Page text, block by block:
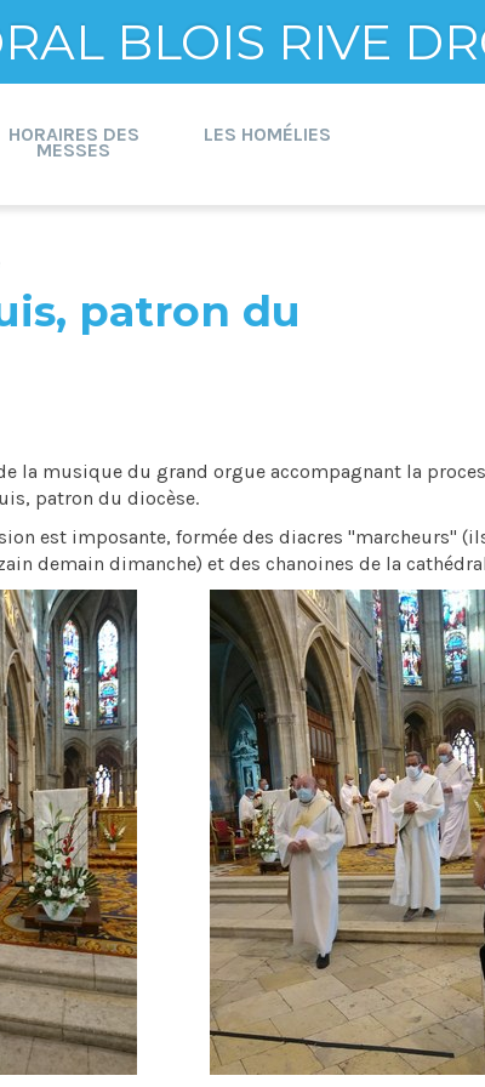
BLOIS RIVE
HORAIRES DES
MESSES
LES HOMÉLIES
patron du
la musique du grand orgue accompagnant la
patron du diocèse.
est imposante, formée des diacres "marcheurs"
demain dimanche) et des chanoines de la